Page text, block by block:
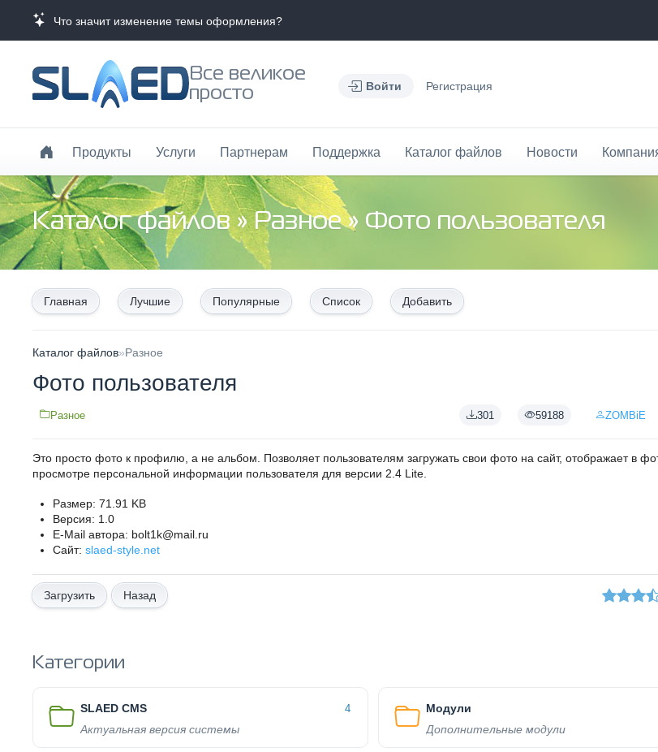
Что значит изменение темы оформления?
Все великое
просто
Войти Регистрация
Продукты Услуги Партнерам Поддержка Каталог файлов Новости
Каталог файлов»Разное» Фото пользователя
Главная Лучшие Популярные Список Добавить
Каталог файлов»Разное
Фото пользователя
301 59188 ZOMBiE
Разное
Это просто фото к профилю, а не альбом. Позволяет пользователям загружать свои фото на сайт, отображает в
просмотре персональной информации пользователя для версии 2.4 Lite.
Размер: 71.91 KB
Версия: 1.0
E-Mail автора: bolt1k@mail.ru
Сайт: slaed-style.net
Назад
Категории
SLAED CMS 4
Актуальная версия системы
Модули
Дополнительные модули